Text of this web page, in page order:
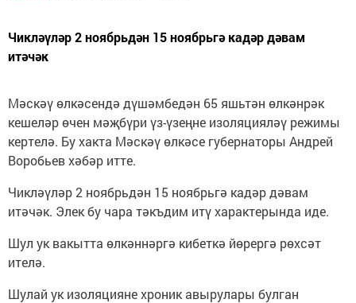
Чикләүләр 2 ноябрьдән 15 ноябрьгә кадәр дәвам
итәчәк
Мәскәү өлкәсендә дүшәмбедән 65 яшьтән өлкәнрәк
кешеләр өчен мәҗбүри үз-үзеңне изоляцияләү режимы
кертелә. Бу хакта Мәскәү өлкәсе губернаторы Андрей
Воробьев хәбәр итте.
Чикләүләр 2 ноябрьдән 15 ноябрьгә кадәр дәвам
итәчәк. Элек бу чара тәкъдим итү характерында иде.
Шул ук вакытта өлкәннәргә кибеткә йөрергә рөхсәт
ителә.
Шулай ук изоляцияне хроник авырулары булган